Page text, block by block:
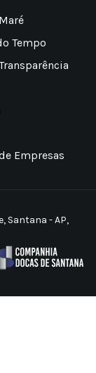
Tempo
Empresas
Santana - AP,